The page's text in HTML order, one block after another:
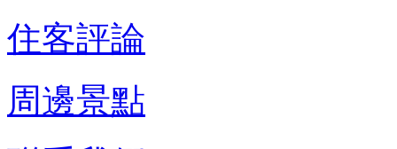
住客評論
周邊景點